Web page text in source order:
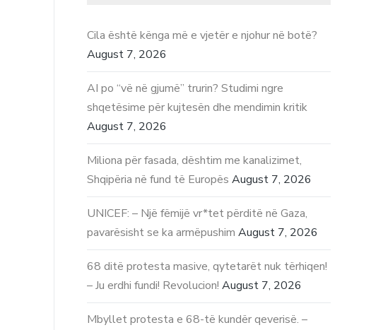
Cila është kënga më e vjetër e njohur në botë?
August 7, 2026
AI po “vë në gjumë” trurin? Studimi ngre
shqetësime për kujtesën dhe mendimin kritik
August 7, 2026
Miliona për fasada, dështim me kanalizimet,
Shqipëria në fund të Europës August 7, 2026
UNICEF: – Një fëmijë vr*tet përditë në Gaza,
pavarësisht se ka armëpushim August 7, 2026
68 ditë protesta masive, qytetarët nuk tërhiqen!
– Ju erdhi fundi! Revolucion! August 7, 2026
Mbyllet protesta e 68-të kundër qeverisë. –